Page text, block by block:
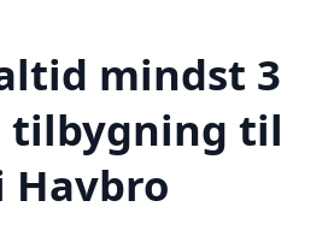
mindst 3
tilbygning til
Havbro